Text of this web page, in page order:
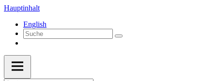
Hauptinhalt
English